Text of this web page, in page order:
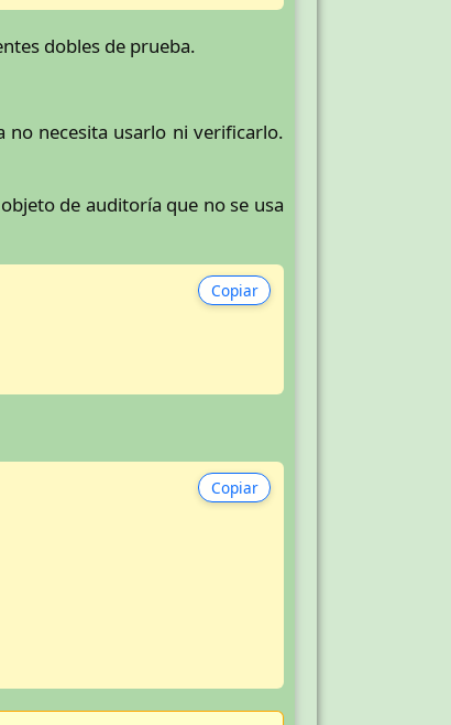
dobles de prueba.
necesita usarlo ni verificarlo.
de auditoría que no se usa
Copiar
Copiar